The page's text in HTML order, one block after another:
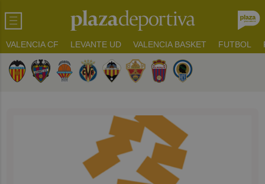
VALENCIA CF LEVANTE UD VALENCIA BASKET FUTBOL